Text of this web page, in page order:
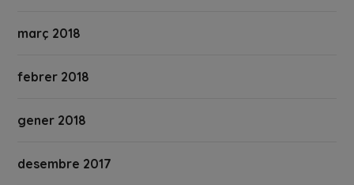
març 2018
febrer 2018
gener 2018
desembre 2017